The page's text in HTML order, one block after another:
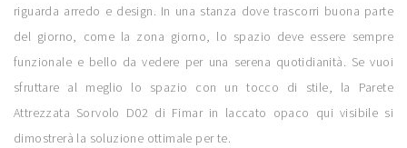
riguarda arredo e design. In una stanza dove trascorri buona parte
del giorno, come la zona giorno, lo spazio deve essere sempre
funzionale e bello da vedere per una serena quotidianità. Se vuoi
sfruttare al meglio lo spazio con un tocco di stile, la Parete
Attrezzata Sorvolo D02 di Fimar in laccato opaco qui visibile si
dimostrerà la soluzione ottimale per te.